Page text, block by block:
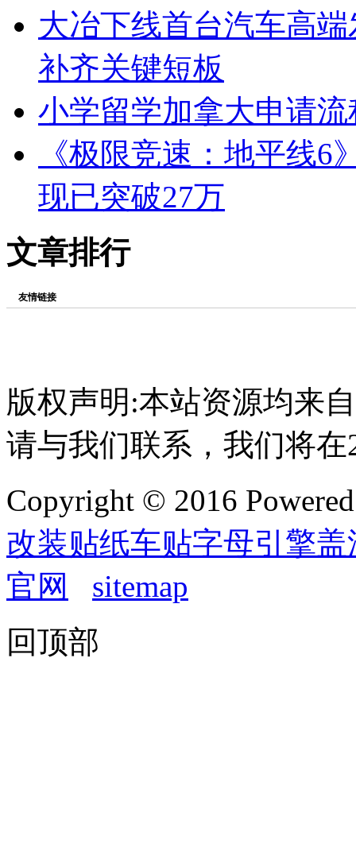
大冶下线首台汽车高
补齐关键短板
小学留学加拿大申请
《极限竞速：地平线
现已突破27万
文章排行
友情链接
版权声明:本站资源均来
请与我们联系，我们将
Copyright © 2016
改装贴纸车贴字母引擎
官网
sitemap
回顶部